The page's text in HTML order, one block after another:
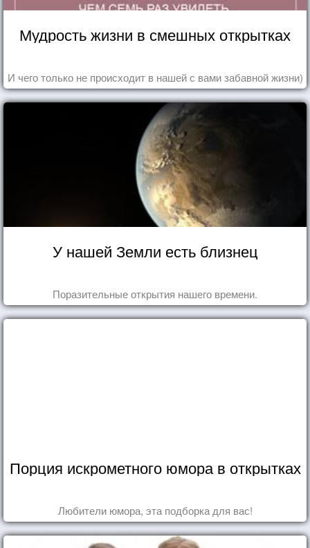
Мудрость жизни в смешных открытках
И чего только не происходит в нашей с вами забавной жизни)
У нашей Земли есть близнец
Поразительные открытия нашего времени.
Порция искрометного юмора в открытках
Любители юмора, эта подборка для вас!